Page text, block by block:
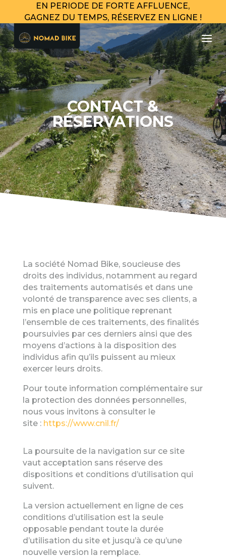
EN PERIODE DE FORTE AFFLUENCE,
GAGNEZ DU TEMPS, RÉSERVEZ EN LIGNE !
a
CONTACT &
RÉSERVATIONS
La société Nomad Bike, soucieuse des
droits des individus, notamment au regard
des traitements automatisés et dans une
volonté de transparence avec ses clients, a
mis en place une politique reprenant
l’ensemble de ces traitements, des finalités
poursuivies par ces derniers ainsi que des
moyens d’actions à la disposition des
individus afin qu’ils puissent au mieux
exercer leurs droits.
Pour toute information complémentaire sur
la protection des données personnelles,
nous vous invitons à consulter le
site : https://www.cnil.fr/
La poursuite de la navigation sur ce site
vaut acceptation sans réserve des
dispositions et conditions d’utilisation qui
suivent.
La version actuellement en ligne de ces
conditions d’utilisation est la seule
opposable pendant toute la durée
d’utilisation du site et jusqu’à ce qu’une
nouvelle version la remplace.